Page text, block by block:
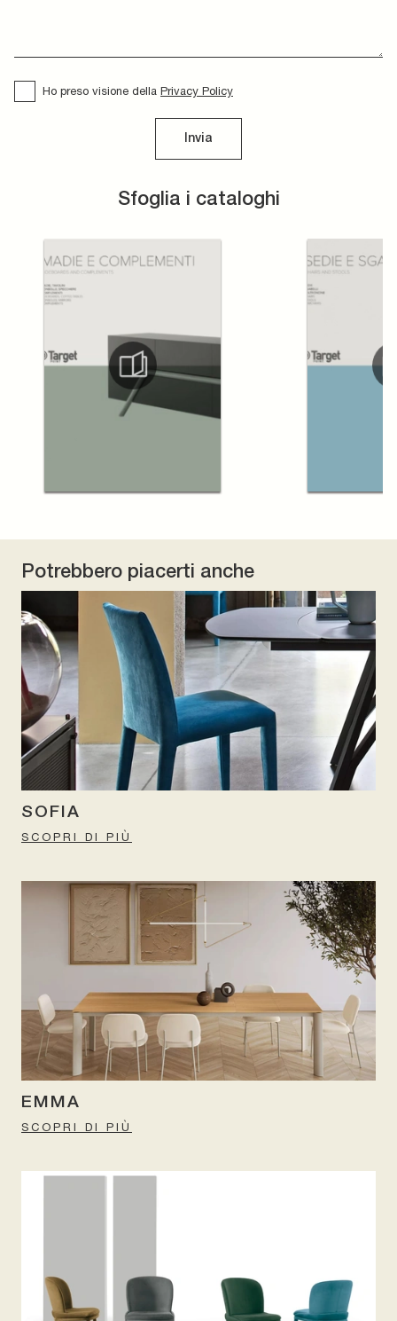
Sfoglia i cataloghi
Ho preso visione della Privacy Policy
Invia
Potrebbero piacerti anche
SOFIA
SCOPRI DI PIÙ
EMMA
SCOPRI DI PIÙ